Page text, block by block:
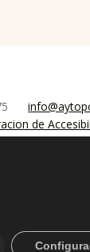
de